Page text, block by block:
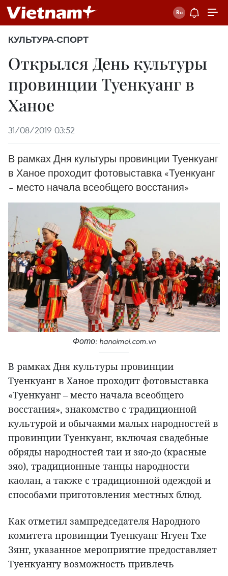
КУЛЬТУРА-СПОРТ
Открылся День культуры
провинции Туенкуанг в
Ханое
31/08/2019 03:52
В рамках Дня культуры провинции Туенкуанг
в Ханое проходит фотовыставка «Туенкуанг
– место начала всеобщего восстания»
Фото: hanoimoi.com.vn
В рамках Дня культуры провинции
Туенкуанг в Ханое проходит фотовыставка
«Туенкуанг – место начала всеобщего
восстания», знакомство с традиционной
культурой и обычаями малых народностей в
провинции Туенкуанг, включая свадебные
обряды народностей таи и зяо-до (красные
зяо), традиционные танцы народности
каолан, а также с традиционной одеждой и
способами приготовления местных блюд.
Как отметил зампредседателя Народного
комитета провинции Туенкуанг Нгуен Тхе
Зянг, указанное мероприятие предоставляет
Туенкуангу возможность привлечь